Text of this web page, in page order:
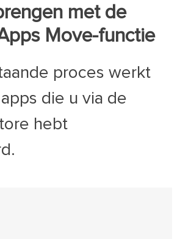
met de
Move-functie
proces werkt
die u via de
hebt